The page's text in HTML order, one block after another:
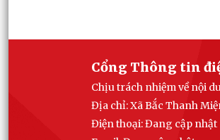
Cổng Thông tin
Chịu trách nhiệm về nội
Địa chỉ: Xã Bắc Thanh
Điện thoại: Đang cập nhật